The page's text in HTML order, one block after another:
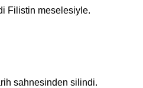
Filistin meselesiyle.
sahnesinden silindi.